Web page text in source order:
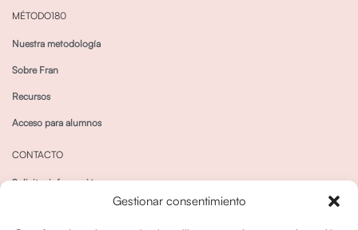
Gestionar consentimiento
MÉTODO180
Nuestra metodología
Sobre Fran
Recursos
Acceso para alumnos
CONTACTO
Solicitar información